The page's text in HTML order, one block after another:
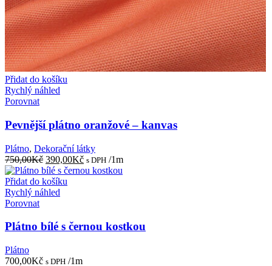
Přidat do košíku
Rychlý náhled
Porovnat
Pevnější plátno oranžové – kanvas
Plátno, Dekorační látky
750,00Kč Původní
cena
byla:
750,00Kč.
390,00KčAktuální
cena
s DPH /1m
Přidat do košíku
Rychlý náhled
Porovnat
Plátno bílé s černou kostkou
Plátno
700,00Kč s DPH /1m